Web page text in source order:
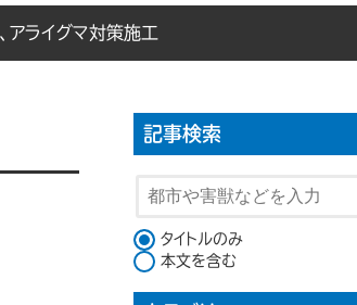
ライグマ対策施工
記事検索
検索対象
タイトルのみ
本文を含む